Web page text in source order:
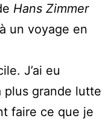
Hans Zimmer
un voyage en
J’ai eu
plus grande lutte
faire ce que je